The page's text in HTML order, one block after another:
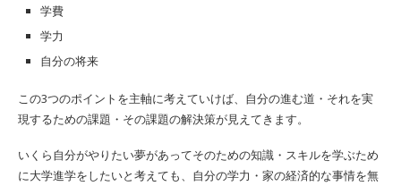
学費
学力
自分の将来
この3つのポイントを主軸に考えていけば、自分の進む道・それを実
現するための課題・その課題の解決策が見えてきます。
いくら自分がやりたい夢があってそのための知識・スキルを学ぶため
に大学進学をしたいと考えても、自分の学力・家の経済的な事情を無